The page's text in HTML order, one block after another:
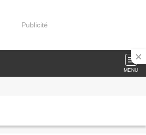
Publicité
MENU